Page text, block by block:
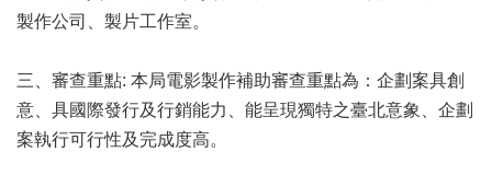
北
藝
文
空
製作公司、製片工作室。
三、審查重點: 本局電影製作補助審查重點為：企劃案具創
意、具國際發行及行銷能力、能呈現獨特之臺北意象、企劃
案執行可行性及完成度高。